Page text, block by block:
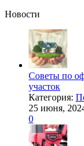
Новости
Советы по
участок
Категория:
25 июня,
0